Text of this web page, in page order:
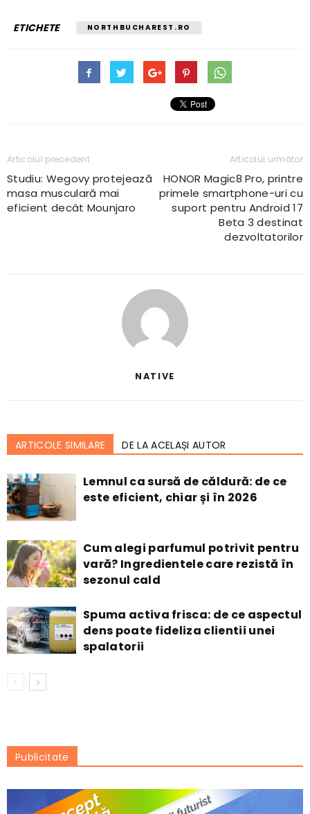
ETICHETE NORTHBUCHAREST.RO
Articolul precedent
Studiu: Wegovy protejează
masa musculară mai
eficient decât Mounjaro
Articolul următor
HONOR Magic8 Pro, printre
primele smartphone-uri cu
suport pentru Android 17
Beta 3 destinat
dezvoltatorilor
NATIVE
ARTICOLE SIMILARE DE LA ACELAȘI AUTOR
Lemnul ca sursă de căldură: de ce
este eficient, chiar și în 2026
Cum alegi parfumul potrivit pentru
vară? Ingredientele care rezistă în
sezonul cald
Spuma activa frisca: de ce aspectul
dens poate fideliza clientii unei
spalatorii
Publicitate